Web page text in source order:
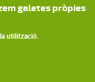
galetes pròpies
utilització.